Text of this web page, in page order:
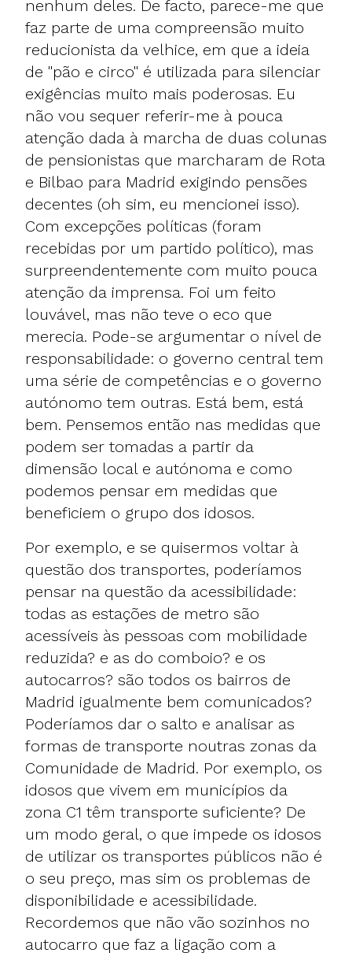
nenhum deles. De facto, parece-me que
faz parte de uma compreensão muito
reducionista da velhice, em que a ideia
de "pão e circo" é utilizada para silenciar
exigências muito mais poderosas. Eu
não vou sequer referir-me à pouca
atenção dada à marcha de duas colunas
de pensionistas que marcharam de Rota
e Bilbao para Madrid exigindo pensões
decentes (oh sim, eu mencionei isso).
Com excepções políticas (foram
recebidas por um partido político), mas
surpreendentemente com muito pouca
atenção da imprensa. Foi um feito
louvável, mas não teve o eco que
merecia. Pode-se argumentar o nível de
responsabilidade: o governo central tem
uma série de competências e o governo
autónomo tem outras. Está bem, está
bem. Pensemos então nas medidas que
podem ser tomadas a partir da
dimensão local e autónoma e como
podemos pensar em medidas que
beneficiem o grupo dos idosos.
Por exemplo, e se quisermos voltar à
questão dos transportes, poderíamos
pensar na questão da acessibilidade:
todas as estações de metro são
acessíveis às pessoas com mobilidade
reduzida? e as do comboio? e os
autocarros? são todos os bairros de
Madrid igualmente bem comunicados?
Poderíamos dar o salto e analisar as
formas de transporte noutras zonas da
Comunidade de Madrid. Por exemplo, os
idosos que vivem em municípios da
zona C1 têm transporte suficiente? De
um modo geral, o que impede os idosos
de utilizar os transportes públicos não é
o seu preço, mas sim os problemas de
disponibilidade e acessibilidade.
Recordemos que não vão sozinhos no
autocarro que faz a ligação com a